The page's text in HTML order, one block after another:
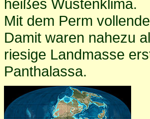
heißes Wüstenklima.
Mit dem Perm
Damit waren nahezu
riesige Landmasse
Panthalassa.